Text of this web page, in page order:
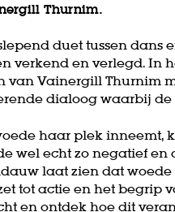
Thurnim.
duet tussen dans
verkend en verlegd. In
van Vainergill Thurnim
dialoog waarbij
haar plek inneemt,
wel echt zo negatief en
laat zien dat
tot actie en het begrip
en ontdek hoe dit